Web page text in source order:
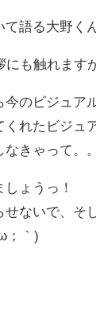
語る大野く
も触れます
のビジュア
くれたビジュ
きゃって。。
ょうっ！
ないで、そ
；｀)